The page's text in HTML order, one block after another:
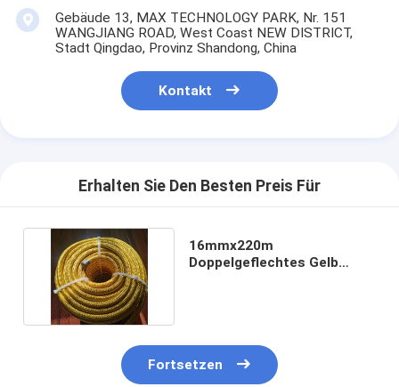
Gebäude 13, MAX TECHNOLOGY PARK, Nr. 151
WANGJIANG ROAD, West Coast NEW DISTRICT,
Stadt Qingdao, Provinz Shandong, China
Kontakt
Erhalten Sie Den Besten Preis Für
16mmx220m
Doppelgeflechtes Gelb
Fortsetzen